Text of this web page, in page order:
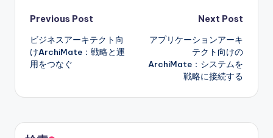
Post
navigation
Previous Post
ビジネスアーキテクト向
けArchiMate：戦略と運
用をつなぐ
Next Post
アプリケーションアーキ
テクト向けの
ArchiMate：システムを
戦略に接続する